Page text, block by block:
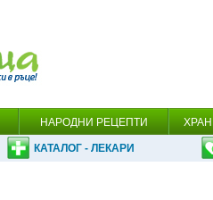
НАРОДНИ РЕЦЕПТИ
КАТАЛОГ - ЛЕКАРИ